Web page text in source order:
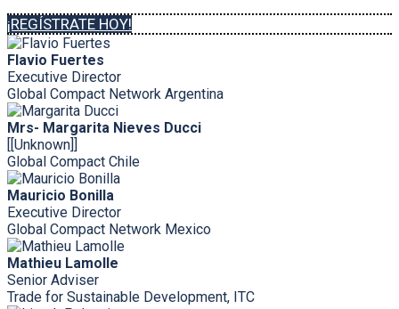
¡REGÍSTRATE HOY!
Flavio Fuertes
Executive Director
Global Compact Network Argentina
Mrs- Margarita Nieves Ducci
[[Unknown]]
Global Compact Chile
Mauricio Bonilla
Executive Director
Global Compact Network Mexico
Mathieu Lamolle
Senior Adviser
Trade for Sustainable Development, ITC